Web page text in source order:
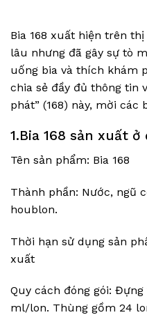
Bia 168 xuất hiện trên
lâu nhưng đã gây sự tò
uống bia và thích khám
chia sẻ đầy đủ thông tin
phát” (168) này, mời
1.Bia 168 sản xuất ở
Tên sản phẩm: Bia 168
Thành phần: Nước, ngũ
houblon.
Thời hạn sử dụng sản
xuất
Quy cách đóng gói:
ml/lon. Thùng gồm 24